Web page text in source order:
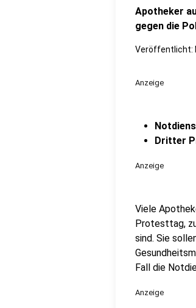
Apotheker
gegen die
Veröffentlicht:
Anzeige
Dritter
Anzeige
Viele
Protesttag,
sind. Sie
Fall die
Anzeige